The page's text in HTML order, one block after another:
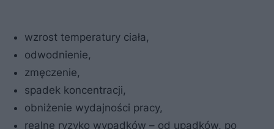
wzrost temperatury ciała,
odwodnienie,
zmęczenie,
spadek koncentracji,
obniżenie wydajności pracy,
realne ryzyko wypadków – od upadków, po